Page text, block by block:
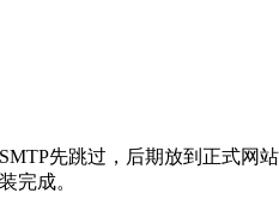
SMTP先跳过，后期放到正式网
装完成。